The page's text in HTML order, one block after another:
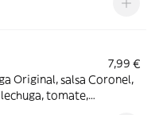
7,99 €
Original, salsa Coronel,
tomate,